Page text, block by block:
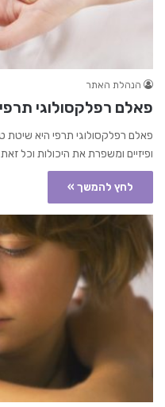
הנהלת האתר
פאלם רפלקסולוגי תרפי
פאלם רפלקסולוגי תרפי היא שיטת
ופיזיים ומשפרת את היכולות וכל
לחץ להמשך »